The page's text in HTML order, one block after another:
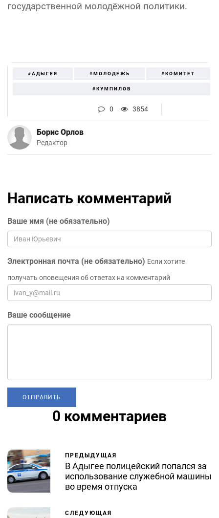
государственной молодёжной политики.
#АДЫГЕЯ #МОЛОДЕЖЬ #КОМИТЕТ
#КУМПИЛОВ
0 3854
Борис Орлов
Редактор
Написать комментарий
Ваше имя (не обязательно)
Электронная почта (не обязательно) Если хотите
получать оповещения об ответах на комментарий
Ваше сообщение
0 комментариев
ПРЕДЫДУЩАЯ
В Адыгее полицейский попался за
использование служебной машины
во время отпуска
СЛЕДУЮЩАЯ